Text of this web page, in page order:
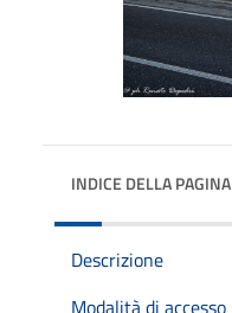
INDICE DELLA PAGINA
Descrizione
Modalità di accesso